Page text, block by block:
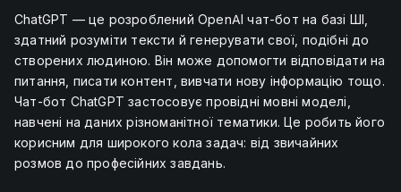
ChatGPT — це розроблений OpenAI чат-бот на базі ШІ,
здатний розуміти тексти й генерувати свої, подібні до
створених людиною. Він може допомогти відповідати на
питання, писати контент, вивчати нову інформацію тощо.
Чат-бот ChatGPT застосовує провідні мовні моделі,
навчені на даних різноманітної тематики. Це робить його
корисним для широкого кола задач: від звичайних
розмов до професійних завдань.